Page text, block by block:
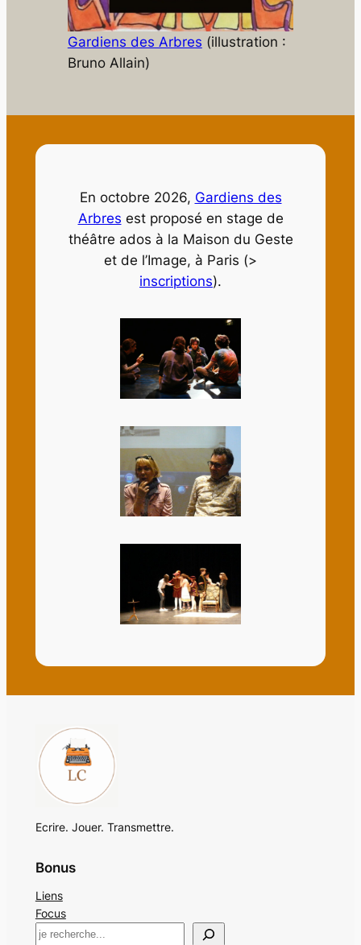
Gardiens des Arbres (illustration :
Bruno Allain)
En octobre 2026, Gardiens des
Arbres est proposé en stage de
théâtre ados à la Maison du Geste
et de l’Image, à Paris (>
inscriptions).
Ecrire. Jouer. Transmettre.
Bonus
Liens
Focus
R